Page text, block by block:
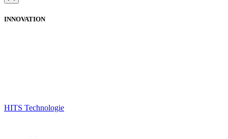
INNOVATION
HITS Technologie